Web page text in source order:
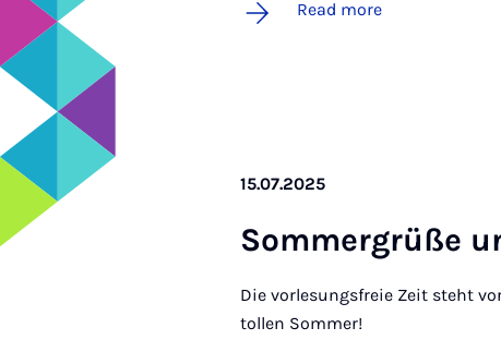
Read more
15.07.2025
Som­mer­grüße
Die vorlesungsfreie Zeit steht
tollen Sommer!